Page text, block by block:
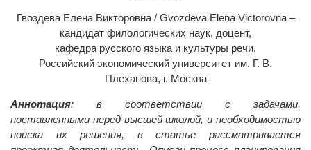
Гвоздева Елена Викторовна / Gvozdeva Elena Victorovna –
кандидат филологических наук, доцент,
кафедра русского языка и культуры речи,
Российский экономический университет им. Г. В.
Плеханова, г. Москва
Аннотация: в соответствии с задачами,
поставленными перед высшей школой, и необходимостью
поиска их решения, в статье рассматривается